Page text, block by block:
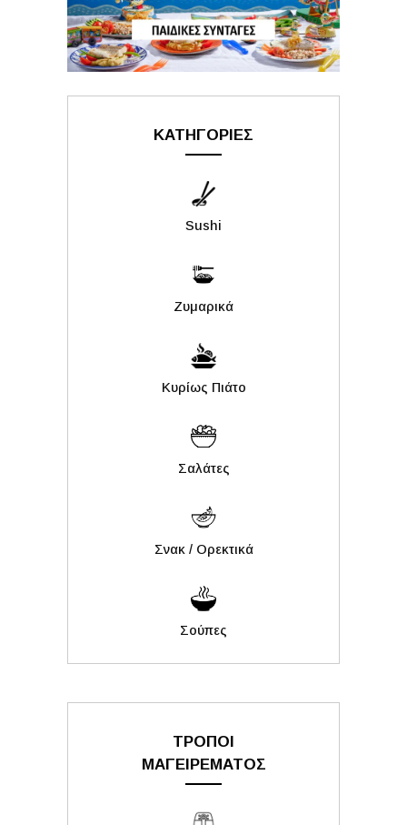
ΚΑΤΗΓΟΡΙΕΣ
Sushi
Ζυμαρικά
Κυρίως Πιάτο
Σαλάτες
Σνακ / Ορεκτικά
Σούπες
ΤΡΟΠΟΙ
ΜΑΓΕΙΡΕΜΑΤΟΣ